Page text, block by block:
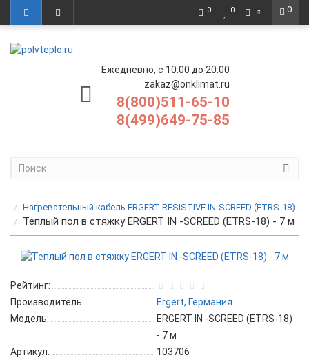
0
0 0
Ежедневно, с 10:00 до 20:00
zakaz@onklimat.ru
8(800)511-65-10
8(499)649-75-85
Нагревательный кабель ERGERT RESISTIVE IN-SCREED (ETRS-18)
Теплый пол в стяжку ERGERT IN -SCREED (ETRS-18) - 7 м
Рейтинг:
Производитель:
Ergert, Германия
Модель:
ERGERT IN -SCREED (ETRS-18)
- 7 м
Артикул:
103706